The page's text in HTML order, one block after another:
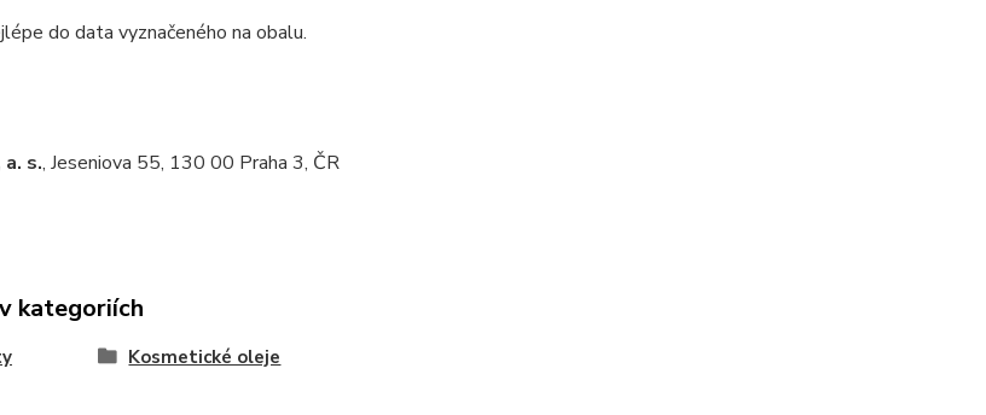
do data vyznačeného na obalu.
s., Jeseniova 55, 130 00 Praha 3, ČR
kategoriích
Kosmetické oleje